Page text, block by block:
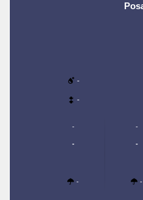
-
-
-
-
-
-
-
-